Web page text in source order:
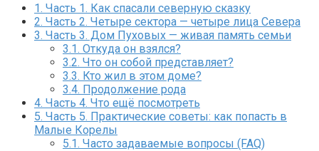
1. Часть 1. Как спасали северную сказку
2. Часть 2. Четыре сектора — четыре лица Севера
3. Часть 3. Дом Пуховых — живая память семьи
3.1. Откуда он взялся?
3.2. Что он собой представляет?
3.3. Кто жил в этом доме?
3.4. Продолжение рода
4. Часть 4. Что ещё посмотреть
5. Часть 5. Практические советы: как попасть в
Малые Корелы
5.1. Часто задаваемые вопросы (FAQ)